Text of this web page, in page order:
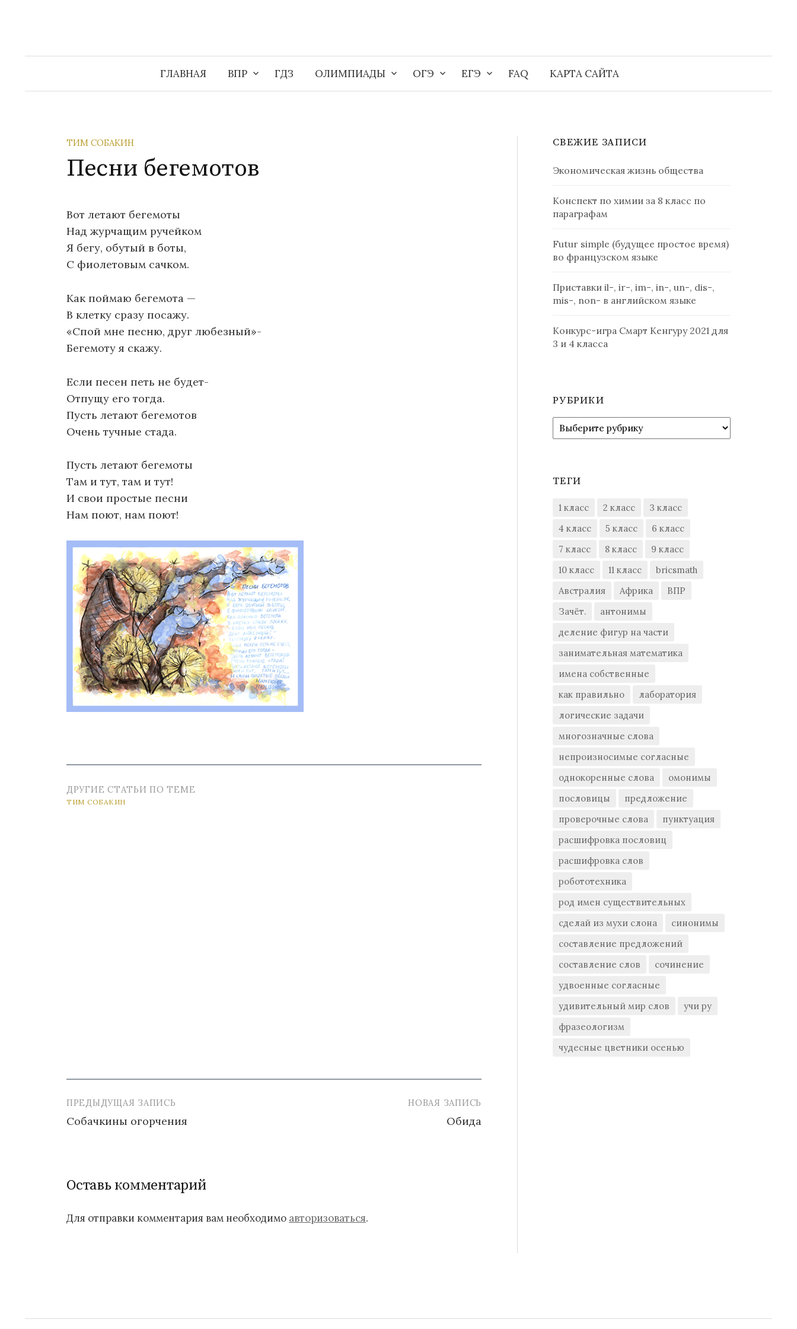
ГЛАВНАЯ ВПР ГДЗ ОЛИМПИАДЫ ОГЭ ЕГЭ FAQ КАРТА САЙТА
Найти:
ТИМ СОБАКИН
Песни бегемотов
Вот летают бегемоты
Над журчащим ручейком
Я бегу, обутый в боты,
С фиолетовым сачком.
Как поймаю бегемота —
В клетку сразу посажу.
«Спой мне песню, друг любезный»-
Бегемоту я скажу.
Если песен петь не будет-
Отпущу его тогда.
Пусть летают бегемотов
Очень тучные стада.
Пусть летают бегемоты
Там и тут, там и тут!
И свои простые песни
Нам поют, нам поют!
ДРУГИЕ СТАТЬИ ПО ТЕМЕ
ТИМ СОБАКИН
Навигация
по
ПРЕДЫДУЩАЯ ЗАПИСЬ
Собачкины огорчения
НОВАЯ ЗАПИСЬ
Обида
Оставь комментарий
Для отправки комментария вам необходимо авторизоваться.
СВЕЖИЕ ЗАПИСИ
Экономическая жизнь общества
Конспект по химии за 8 класс по
параграфам
Futur simple (будущее простое время)
во французском языке
Приставки il-, ir-, im-, in-, un-, dis-,
mis-, non- в английском языке
Конкурс-игра Смарт Кенгуру 2021 для
3 и 4 класса
РУБРИКИ
Рубрики
ТЕГИ
1 класс 2 класс
3 класс
4 класс
5 класс
6 класс
7 класс
8 класс
9 класс
10 класс
11 класс
bricsmath
Австралия
Африка
ВПР
Зачёт.
антонимы
деление фигур на части
занимательная математика
имена собственные
как правильно
лаборатория
логические задачи
многозначные слова
непроизносимые согласные
однокоренные слова
омонимы
пословицы
предложение
проверочные слова
пунктуация
расшифровка пословиц
расшифровка слов
робототехника
род имен существительных
сделай из мухи слона
синонимы
составление предложений
составление слов
сочинение
удвоенные согласные
удивительный мир слов
учи ру
фразеологизм
чудесные цветники осенью